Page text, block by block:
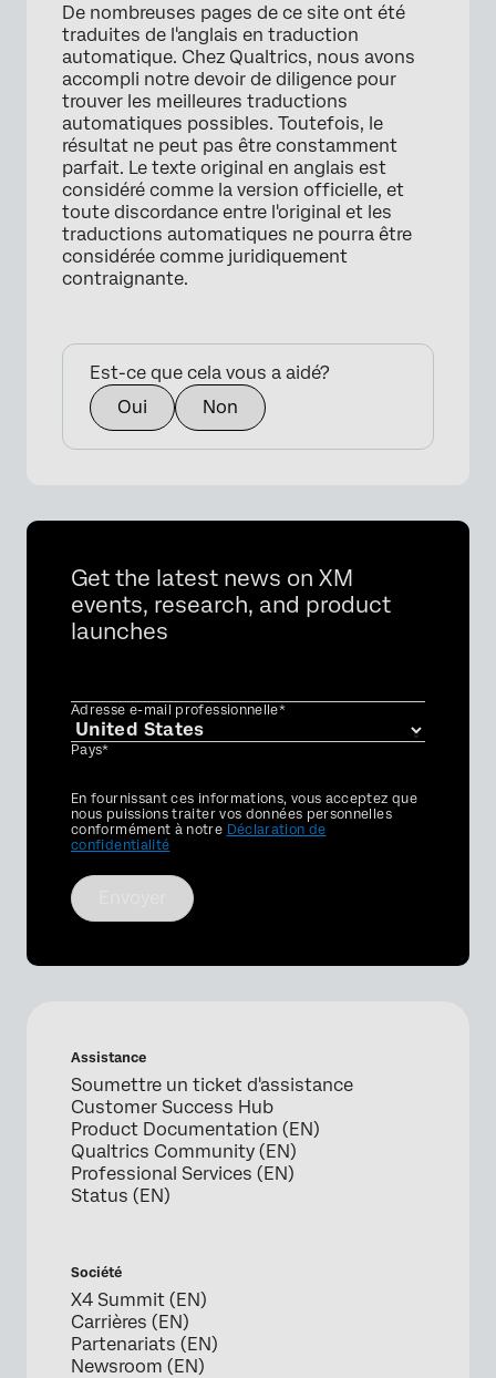
De nombreuses pages de ce site ont été
traduites de l'anglais en traduction
automatique. Chez Qualtrics, nous avons
accompli notre devoir de diligence pour
trouver les meilleures traductions
automatiques possibles. Toutefois, le
résultat ne peut pas être constamment
parfait. Le texte original en anglais est
considéré comme la version officielle, et
toute discordance entre l'original et les
traductions automatiques ne pourra être
considérée comme juridiquement
contraignante.
Est-ce que cela vous a aidé?
Oui
Non
Get the latest news on XM
events, research, and product
launches
Adresse e-mail professionnelle*
Pays*
Privacy
Optin
En fournissant ces informations, vous acceptez que
nous puissions traiter vos données personnelles
conformément à notre Déclaration de
confidentialité
Assistance
Soumettre un ticket d'assistance
Customer Success Hub
Product Documentation (EN)
Qualtrics Community (EN)
Professional Services (EN)
Status (EN)
Société
X4 Summit (EN)
Carrières (EN)
Partenariats (EN)
Newsroom (EN)